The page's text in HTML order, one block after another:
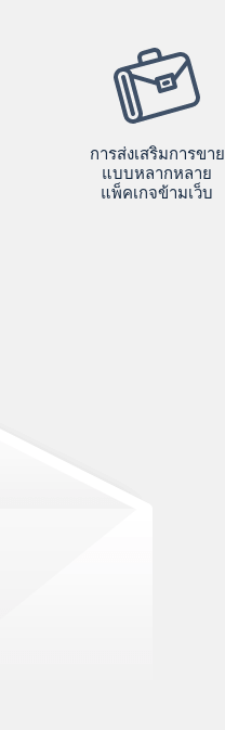
การส่งเสริมการขาย
แบบหลากหลาย
แพ็คเกจข้ามเว็บ